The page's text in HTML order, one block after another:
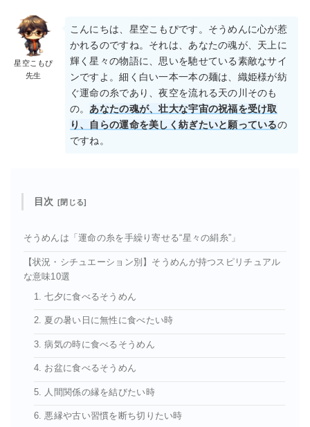
星空こもぴ
先生
こんにちは、星空こもぴです。そうめんに心が惹
かれるのですね。それは、あなたの魂が、天上に
輝く星々の物語に、思いを馳せている素敵なサイ
ンですよ。細く白い一本一本の麺は、織姫様が紡
ぐ運命の糸であり、夜空を流れる天の川そのも
の。 あなたの魂が、壮大な宇宙の祝福を受け取
り、自らの運命を美しく紡ぎたいと願っているの
ですね。
目次
そうめんは「運命の糸を手繰り寄せる“星々の絹糸”」
【状況・シチュエーション別】そうめんが持つスピリチュアル
な意味10選
1. 七夕に食べるそうめん
2. 夏の暑い日に無性に食べたい時
3. 病気の時に食べるそうめん
4. お盆に食べるそうめん
5. 人間関係の縁を結びたい時
6. 悪縁や古い習慣を断ち切りたい時